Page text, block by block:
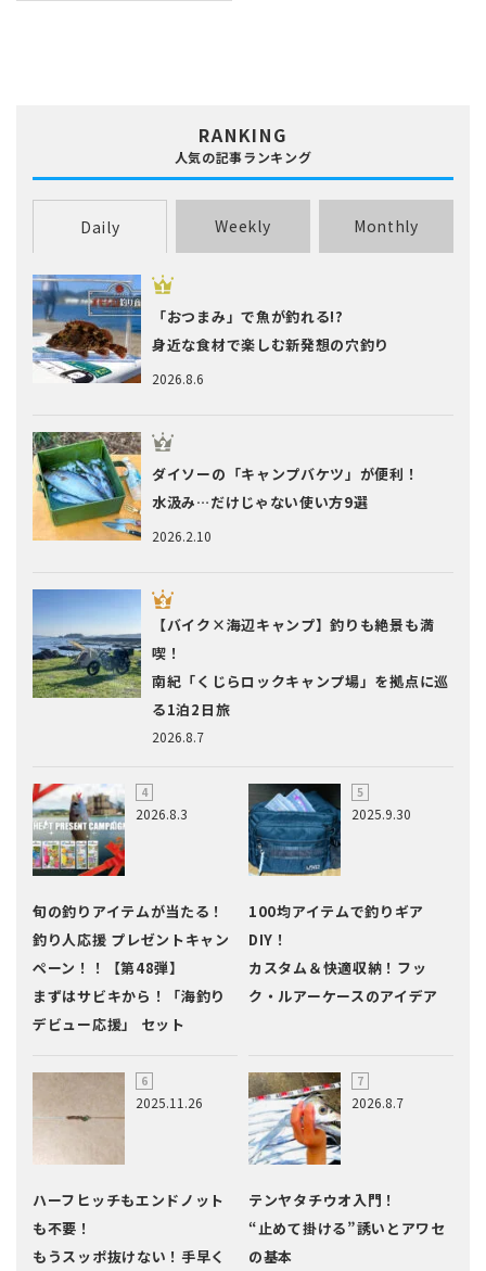
RANKING
人気の記事ランキング
Daily Weekly Monthly
2026.8.6
「おつまみ」で魚が釣れる!?
身近な食材で楽しむ新発想の穴釣り
2026.2.10
ダイソーの「キャンプバケツ」が便利！
水汲み…だけじゃない使い方9選
2026.8.7
【バイク×海辺キャンプ】釣りも絶景も満
喫！
南紀「くじらロックキャンプ場」を拠点に巡
る1泊2日旅
2026.8.3
旬の釣りアイテムが当たる！
釣り人応援 プレゼントキャン
ペーン！！【第48弾】
まずはサビキから！「海釣り
デビュー応援」 セット
2025.9.30
100均アイテムで釣りギア
DIY！
カスタム＆快適収納！フッ
ク・ルアーケースのアイデア
2025.11.26
ハーフヒッチもエンドノット
も不要！
もうスッポ抜けない！手早く
2026.8.7
テンヤタチウオ入門！
“止めて掛ける”誘いとアワセ
の基本